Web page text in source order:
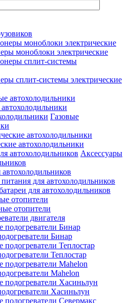
моноблоки электрические
сплит-системы электрические
Газовые
автохолодильники
Аксессуары
для автохолодильников
для автохолодильников
отопители
отопители
двигателя
Бинар
Теплостар
Mahelon
Хасиньлун